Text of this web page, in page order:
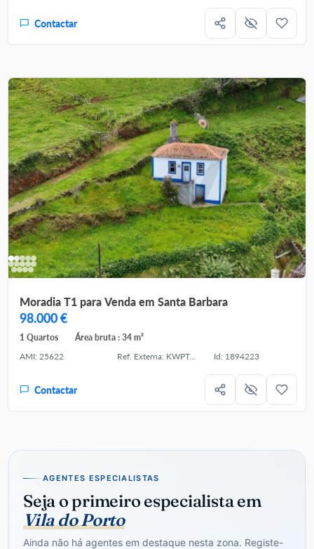
Contactar
Moradia T1 para Venda em Santa Barbara
98.000 €
1 Quartos
Área bruta : 34 m²
AMI: 25622
Ref. Externa: KWPT-033153 Id: 1894223
Contactar
AGENTES ESPECIALISTAS
Seja o primeiro especialista em
Vila do Porto
Ainda não há agentes em destaque nesta zona. Registe-